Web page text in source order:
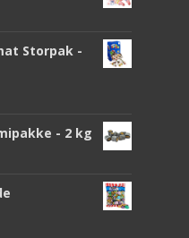
Storpak -
- 2 kg